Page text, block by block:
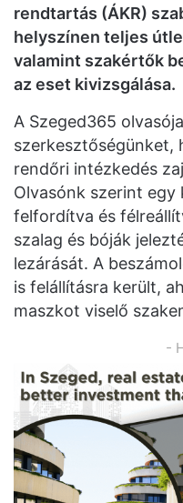
rendtartás (ÁKR)
helyszínen teljes
valamint szakértők
az eset kivizsgálása.
A Szeged365
szerkesztőségünket,
rendőri intézkedés
Olvasónk szerint egy
felfordítva és
szalag és bóják
lezárását. A
is felállításra került,
maszkot viselő
-